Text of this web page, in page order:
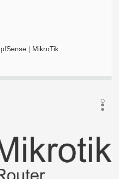
pfSense | MikroTik